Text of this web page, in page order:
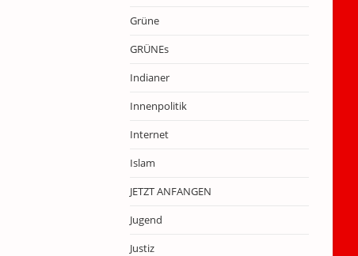
Grüne
GRÜNEs
Indianer
Innenpolitik
Internet
Islam
JETZT ANFANGEN
Jugend
Justiz